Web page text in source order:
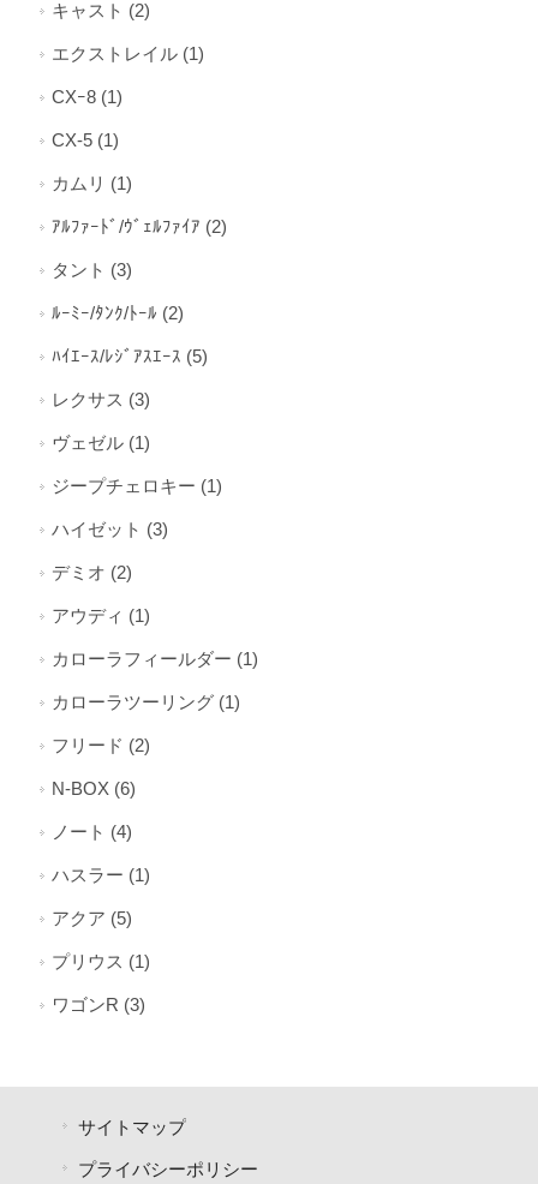
キャスト (2)
エクストレイル (1)
CXｰ8 (1)
CX-5 (1)
カムリ (1)
ｱﾙﾌｧｰﾄﾞ/ｳﾞｪﾙﾌｧｲｱ (2)
タント (3)
ﾙｰﾐｰ/ﾀﾝｸ/ﾄｰﾙ (2)
ﾊｲｴｰｽ/ﾚｼﾞｱｽｴｰｽ (5)
レクサス (3)
ヴェゼル (1)
ジープチェロキー (1)
ハイゼット (3)
デミオ (2)
アウディ (1)
カローラフィールダー (1)
カローラツーリング (1)
フリード (2)
N-BOX (6)
ノート (4)
ハスラー (1)
アクア (5)
プリウス (1)
ワゴンR (3)
サイトマップ
プライバシーポリシー